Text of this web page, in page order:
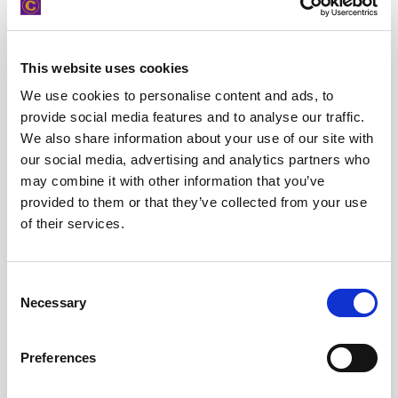
This website uses cookies
We use cookies to personalise content and ads, to
provide social media features and to analyse our traffic.
We also share information about your use of our site with
our social media, advertising and analytics partners who
may combine it with other information that you’ve
provided to them or that they’ve collected from your use
of their services.
Selection
Necessary
Preferences
καλλιτεχνικές εκθέσεις, να επισκεφθείς γκαλερί και πολυχώρους όπως